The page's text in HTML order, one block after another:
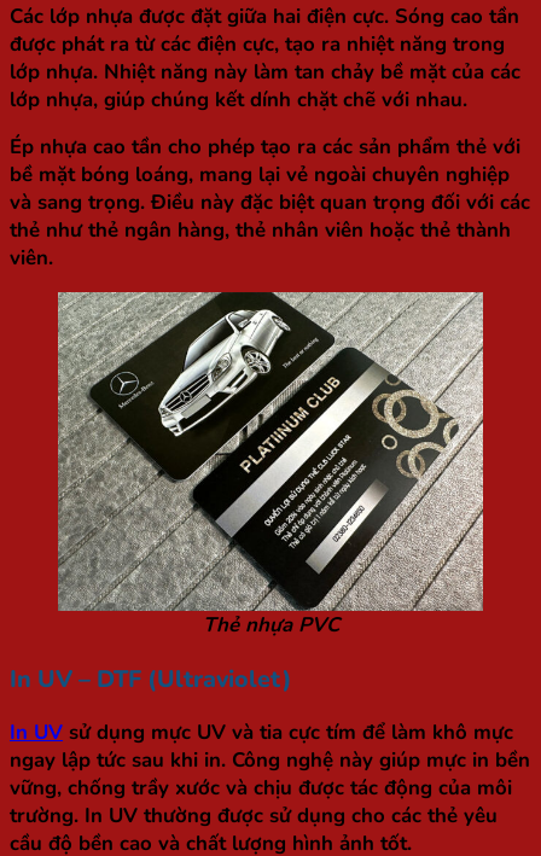
Các lớp nhựa được đặt giữa hai điện cực. Sóng cao tần
được phát ra từ các điện cực, tạo ra nhiệt năng trong
lớp nhựa. Nhiệt năng này làm tan chảy bề mặt của các
lớp nhựa, giúp chúng kết dính chặt chẽ với nhau.
Ép nhựa cao tần cho phép tạo ra các sản phẩm thẻ với
bề mặt bóng loáng, mang lại vẻ ngoài chuyên nghiệp
và sang trọng. Điều này đặc biệt quan trọng đối với các
thẻ như thẻ ngân hàng, thẻ nhân viên hoặc thẻ thành
viên.
Thẻ nhựa PVC
In UV – DTF (Ultraviolet)
In UV sử dụng mực UV và tia cực tím để làm khô mực
ngay lập tức sau khi in. Công nghệ này giúp mực in bền
vững, chống trầy xước và chịu được tác động của môi
trường. In UV thường được sử dụng cho các thẻ yêu
cầu độ bền cao và chất lượng hình ảnh tốt.